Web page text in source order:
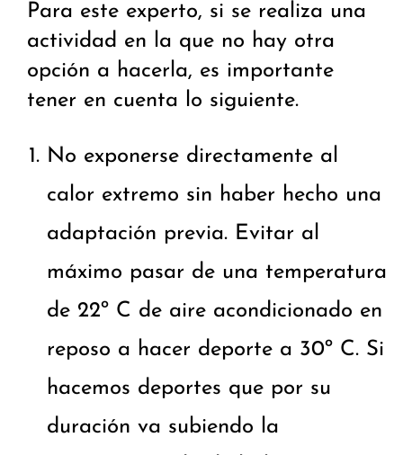
Para este experto, si se realiza una
actividad en la que no hay otra
opción a hacerla, es importante
tener en cuenta lo siguiente.
No exponerse directamente al
calor extremo sin haber hecho una
adaptación previa. Evitar al
máximo pasar de una temperatura
de 22º C de aire acondicionado en
reposo a hacer deporte a 30º C. Si
hacemos deportes que por su
duración va subiendo la